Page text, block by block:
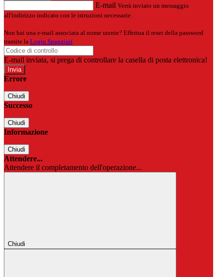
E-mail Verrà inviato un messaggio
all'indirizzo indicato con le istruzioni necessarie.
Non hai una e-mail associata al nome utente? Effettua il reset della password
tramite la Login Spaggiari
E-mail inviata, si prega di controllare la casella di posta elettronica!
Errore
Chiudi
Successo
Chiudi
Informazione
Chiudi
Attendere...
Attendere il completamento dell'operazione...
Chiudi